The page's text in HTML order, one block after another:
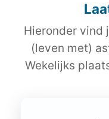
Hieronder vind
(leven met)
Wekelijks